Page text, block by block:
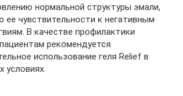
нормальной структуры эмали,
ее чувствительности к негативным
В качестве профилактики
рекомендуется
использование геля Relief в
условиях.